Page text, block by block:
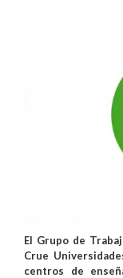
El Grupo de
Crue
centros de